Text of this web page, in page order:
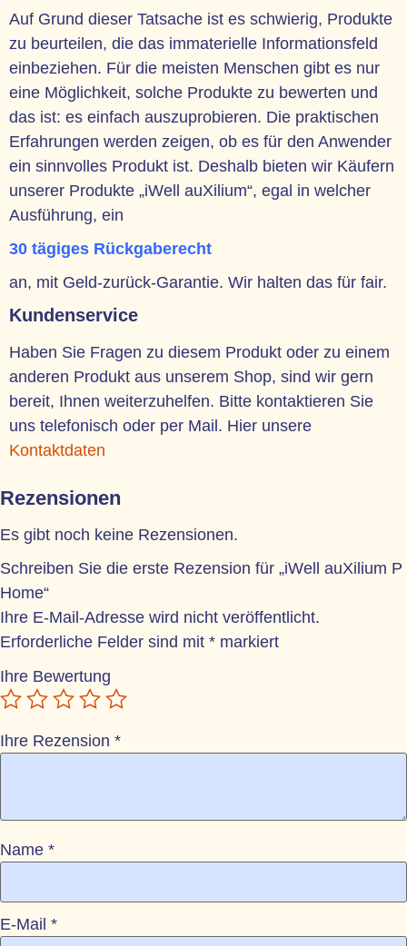
Auf Grund dieser Tatsache ist es schwierig, Produkte
zu beurteilen, die das immaterielle Informationsfeld
einbeziehen. Für die meisten Menschen gibt es nur
eine Möglichkeit, solche Produkte zu bewerten und
das ist: es einfach auszuprobieren. Die praktischen
Erfahrungen werden zeigen, ob es für den Anwender
ein sinnvolles Produkt ist. Deshalb bieten wir Käufern
unserer Produkte „iWell auXilium“, egal in welcher
Ausführung, ein
30 tägiges Rückgaberecht
an, mit Geld-zurück-Garantie. Wir halten das für fair.
Kundenservice
Haben Sie Fragen zu diesem Produkt oder zu einem
anderen Produkt aus unserem Shop, sind wir gern
bereit, Ihnen weiterzuhelfen. Bitte kontaktieren Sie
uns telefonisch oder per Mail. Hier unsere
Kontaktdaten
Rezensionen
Es gibt noch keine Rezensionen.
Schreiben Sie die erste Rezension für „iWell auXilium P
Home“
Ihre E-Mail-Adresse wird nicht veröffentlicht.
Erforderliche Felder sind mit * markiert
Ihre Bewertung
Ihre Rezension *
Name *
E-Mail *